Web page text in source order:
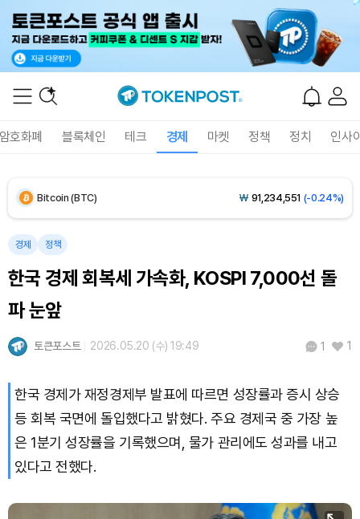
호화폐 블록체인 테크 경제 마켓 정책 정치 인사
Solana (SOL) ₩107,509(+2.23%)
Bitcoin (BTC) ₩ 91,234,551 (-0.24%)
경제 정책
한국 경제 회복세 가속화, KOSPI 7,000선 돌
파 눈앞
토큰포스트 2026.05.20 (수) 19:49 1 1
한국 경제가 재정경제부 발표에 따르면 성장률과 증시 상승
등 회복 국면에 돌입했다고 밝혔다. 주요 경제국 중 가장 높
은 1분기 성장률을 기록했으며, 물가 관리에도 성과를 내고
있다고 전했다.